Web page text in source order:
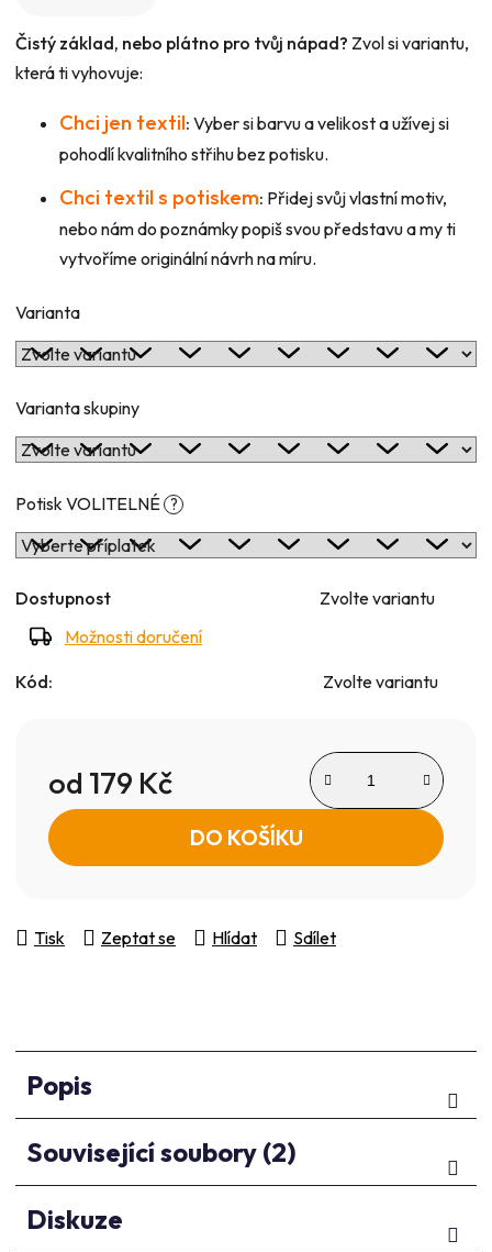
Čistý základ, nebo plátno pro tvůj nápad? Zvol si variantu,
která ti vyhovuje:
Chci jen textil: Vyber si barvu a velikost a užívej si
pohodlí kvalitního střihu bez potisku.
Chci textil s potiskem: Přidej svůj vlastní motiv,
nebo nám do poznámky popiš svou představu a my ti
vytvoříme originální návrh na míru.
Varianta
Varianta skupiny
Potisk VOLITELNÉ ?
Dostupnost
Zvolte variantu
Možnosti doručení
Kód: Zvolte variantu
od 179 Kč
Měrná cena:
DO KOŠÍKU
Tisk Zeptat se Hlídat Sdílet
Popis
Související soubory (2)
Diskuze